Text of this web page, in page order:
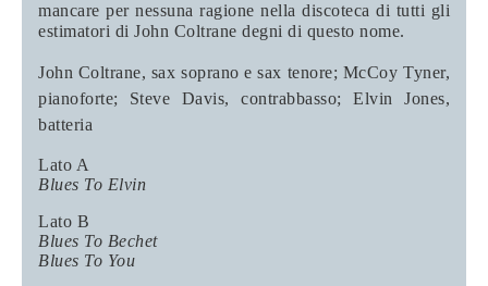
mancare per nessuna ragione nella discoteca di tutti gli
estimatori di John Coltrane degni di questo nome.
John Coltrane, sax soprano e sax tenore; McCoy Tyner,
pianoforte; Steve Davis, contrabbasso; Elvin Jones,
batteria
Lato A
Blues To Elvin
Lato B
Blues To Bechet
Blues To You